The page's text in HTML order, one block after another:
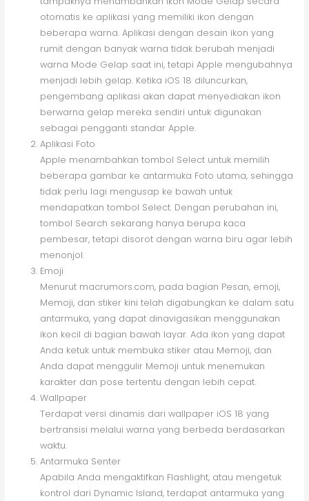
otomatis ke aplikasi yang memiliki ikon dengan
beberapa warna. Aplikasi dengan desain ikon yang
rumit dengan banyak warna tidak berubah menjadi
warna Mode Gelap saat ini, tetapi Apple mengubahnya
menjadi lebih gelap. Ketika iOS 18 diluncurkan,
pengembang aplikasi akan dapat menyediakan ikon
berwarna gelap mereka sendiri untuk digunakan
sebagai pengganti standar Apple.
Aplikasi Foto
Apple menambahkan tombol Select untuk memilih
beberapa gambar ke antarmuka Foto utama, sehingga
tidak perlu lagi mengusap ke bawah untuk
mendapatkan tombol Select. Dengan perubahan ini,
tombol Search sekarang hanya berupa kaca
pembesar, tetapi disorot dengan warna biru agar lebih
menonjol.
Emoji
Menurut macrumors.com, pada bagian Pesan, emoji,
Memoji, dan stiker kini telah digabungkan ke dalam satu
antarmuka, yang dapat dinavigasikan menggunakan
ikon kecil di bagian bawah layar. Ada ikon yang dapat
Anda ketuk untuk membuka stiker atau Memoji, dan
Anda dapat menggulir Memoji untuk menemukan
karakter dan pose tertentu dengan lebih cepat.
Wallpaper
Terdapat versi dinamis dari wallpaper iOS 18 yang
bertransisi melalui warna yang berbeda berdasarkan
waktu.
Antarmuka Senter
Apabila Anda mengaktifkan Flashlight, atau mengetuk
kontrol dari Dynamic Island, terdapat antarmuka yang